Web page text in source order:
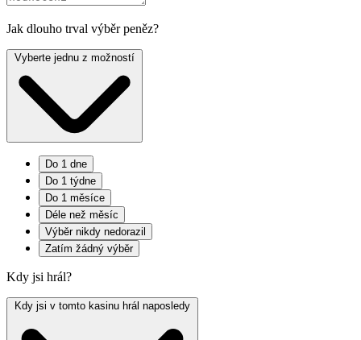
Jak dlouho trval výběr peněz?
Vyberte jednu z možností
Do 1 dne
Do 1 týdne
Do 1 měsíce
Déle než měsíc
Výběr nikdy nedorazil
Zatím žádný výběr
Kdy jsi hrál?
Kdy jsi v tomto kasinu hrál naposledy